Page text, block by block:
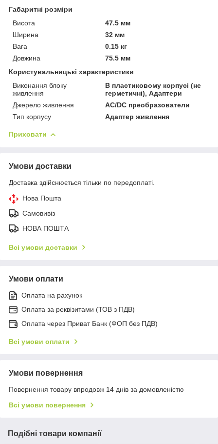
Габаритні розміри
Висота
47.5 мм
Ширина
32 мм
Вага
0.15 кг
Довжина
75.5 мм
Користувальницькі характеристики
Виконання блоку
живлення
В пластиковому корпусі (не
герметичні), Адаптери
Джерело живлення
AC/DC преобразователи
Тип корпусу
Адаптер живлення
Приховати
Умови доставки
Доставка здійснюється тільки по передоплаті.
Нова Пошта
Самовивіз
НОВА ПОШТА
Всі умови доставки
Умови оплати
Оплата на рахунок
Оплата за реквізитами (ТОВ з ПДВ)
Оплата через Приват Банк (ФОП без ПДВ)
Всі умови оплати
Умови повернення
Повернення товару впродовж 14 днів за домовленістю
Всі умови повернення
Подібні товари компанії